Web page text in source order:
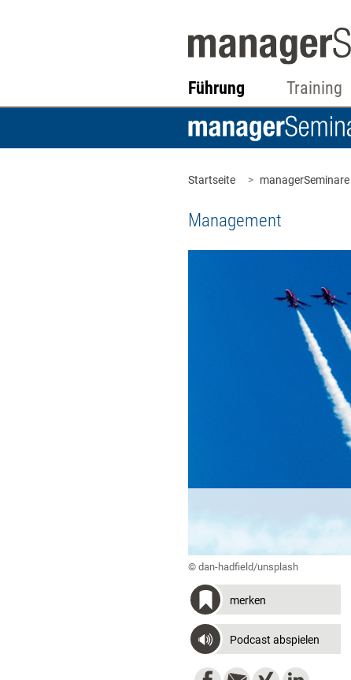
Führung Training
Startseite managerSeminare
Management
© dan-hadfield/unsplash
merken
Podcast abspielen